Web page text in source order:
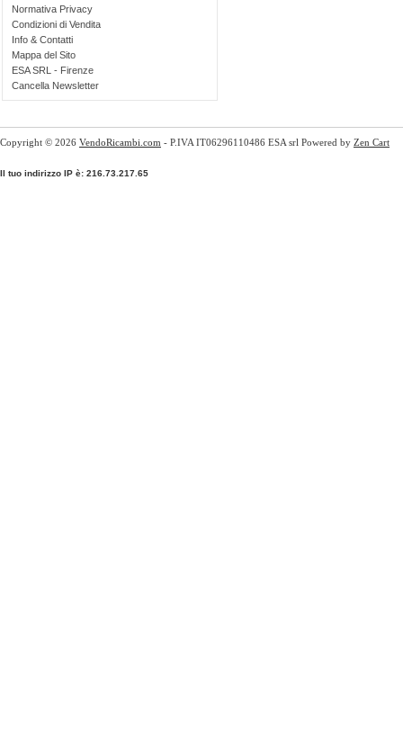
Normativa Privacy
Condizioni di Vendita
Info & Contatti
Mappa del Sito
ESA SRL - Firenze
Cancella Newsletter
Copyright © 2026 VendoRicambi.com - P.IVA IT06296110486 ESA srl Powered by Zen Cart
Il tuo indirizzo IP è: 216.73.217.65